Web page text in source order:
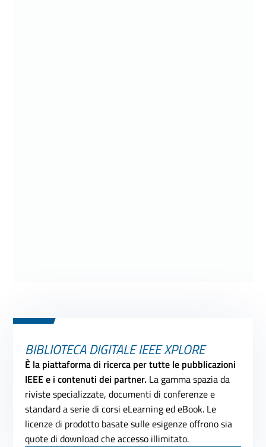
BIBLIOTECA DIGITALE IEEE XPLORE
È la piattaforma di ricerca per tutte le pubblicazioni
IEEE e i contenuti dei partner. La gamma spazia da
riviste specializzate, documenti di conferenze e
standard a serie di corsi eLearning ed eBook. Le
licenze di prodotto basate sulle esigenze offrono sia
quote di download che accesso illimitato.